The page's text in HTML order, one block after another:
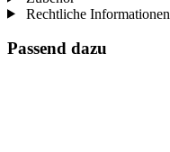
Rechtliche Informationen
Passend dazu